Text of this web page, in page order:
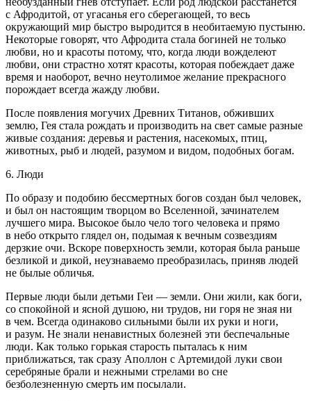
с Афродитой, от угасанья его сберегающей, то весь
окружающий мир быстро выродится в необитаемую пустыню.
Некоторые говорят, что Афродита стала богиней не только
любви, но и красоты потому, что, когда люди вожделеют
любви, они страстно хотят красоты, которая побеждает даже
время и наоборот, вечно неутолимое желание прекрасного
порождает всегда жажду любви.
После появления могучих Древних Титанов, обживших
землю, Гея стала рождать и производить на свет самые разные
живые создания: деревья и растения, насекомых, птиц,
животных, рыб и людей, разумом и видом, подобных богам.
6. Люди
По образу и подобию бессмертных богов создан был человек,
и был он настоящим творцом во Вселенной, зачинателем
лучшего мира. Высокое было чело того человека и прямо
в небо открыто глядел он, подымая к вечным созвездиям
дерзкие очи. Вскоре поверхность земли, которая была раньше
безликой и дикой, неузнаваемо преобразилась, приняв людей
не былые обличья.
Первые люди были детьми Геи — земли. Они жили, как боги,
со спокойной и ясной душою, ни трудов, ни горя не зная ни
в чем. Всегда одинаково сильными были их руки и ноги,
и разум. Не знали ненавистных болезней эти беспечальные
люди. Как только горькая старость пыталась к ним
приближаться, так сразу Аполлон с Артемидой луки свои
серебряные брали и нежными стрелами во сне
безболезненную смерть им посылали.